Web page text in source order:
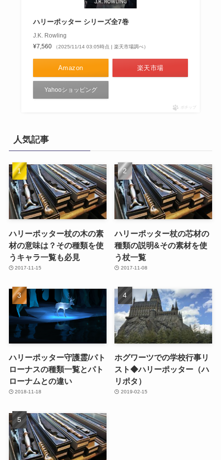
ハリーポッター シリーズ全7巻
J.K. Rowling
¥7,560
（2025/11/14 03:05時点 | 楽天市場調べ）
Amazon 楽天市場
Yahooショッピング
ポチップ
人気記事
ハリーポッター杖の木の素
材の意味は？その種類を使
うキャラ一覧も必見
2017-11-15
ハリーポッター杖の芯材の
種類の説明&その素材を使
う杖一覧
2017-11-08
ハリーポッター守護霊/パト
ローナスの種類一覧とパト
ローナムとの違い
2018-11-18
ホグワーツでの学校行事リ
スト◆ハリーポッター（ハ
リポタ）
2019-02-15